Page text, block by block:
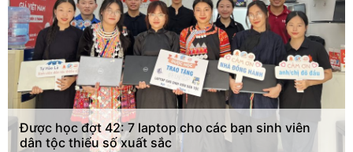
Được học đợt 42: 7 laptop cho các bạn sinh viên
dân tộc thiểu số xuất sắc